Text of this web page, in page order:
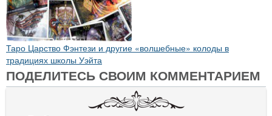
Таро Царство Фэнтези и другие «волшебные» колоды в
традициях школы Уэйта
ПОДЕЛИТЕСЬ СВОИМ КОММЕНТАРИЕМ